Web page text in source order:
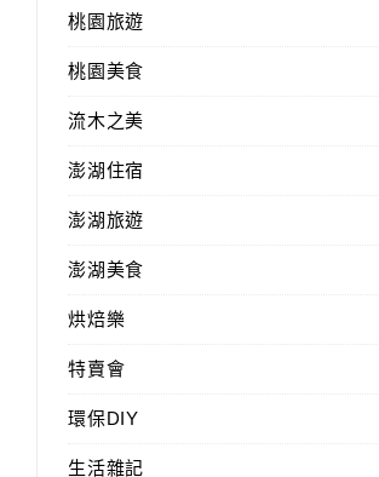
桃園旅遊
桃園美食
流木之美
澎湖住宿
澎湖旅遊
澎湖美食
烘焙樂
特賣會
環保DIY
生活雜記